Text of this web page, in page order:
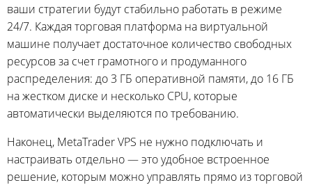
ваши стратегии будут стабильно работать в режиме
24/7. Каждая торговая платформа на виртуальной
машине получает достаточное количество свободных
ресурсов за счет грамотного и продуманного
распределения: до 3 ГБ оперативной памяти, до 16 ГБ
на жестком диске и несколько CPU, которые
автоматически выделяются по требованию.
Наконец, MetaTrader VPS не нужно подключать и
настраивать отдельно — это удобное встроенное
решение, которым можно управлять прямо из торговой